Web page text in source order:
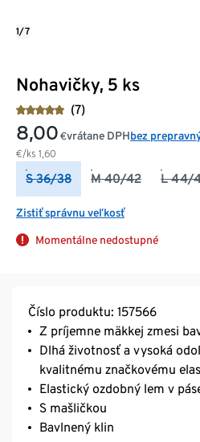
Nohavičky, 5 ks
(7)
8,00 €
€/ks 1,60
vrátane DPHbez
S 36/38 M 40/42 L 44/
Zistiť správnu veľkosť
Momentálne nedostupné
1/7
Číslo produktu: 157566
Z príjemne mäkkej zmesi
Dlhá životnosť a vysoká
kvalitnému značkovému
Elastický ozdobný lem v
S mašličkou
Bavlnený klin